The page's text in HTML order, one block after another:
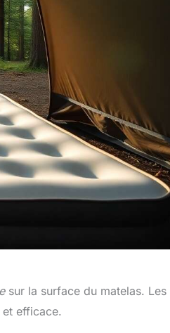
sur la surface du matelas. Les
efficace.